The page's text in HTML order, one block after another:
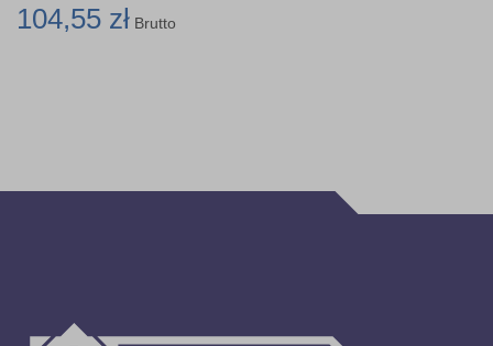
104,55 zł Brutto